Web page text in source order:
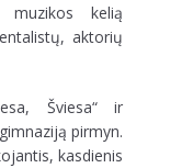
kelią
aktorių
Šviesa“ ir
pirmyn.
kasdienis